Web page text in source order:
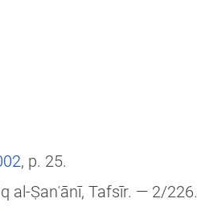
, p. 25.
al-Ṣanʿānī, Tafsīr. — 2/226.